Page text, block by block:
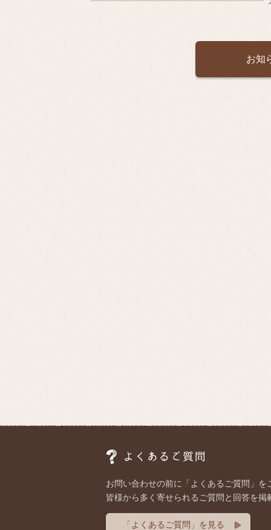
お知
お問い合わせの前に「よくあるご質問」を
皆様から多く寄せられるご質問と回答を掲
「よくあるご質問」を見る